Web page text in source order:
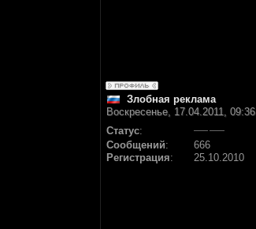
Злобная реклама
Воскресенье, 17.04.2011, 09:36
Статус:
Сообщений:
666
Регистрация: 25.10.2010